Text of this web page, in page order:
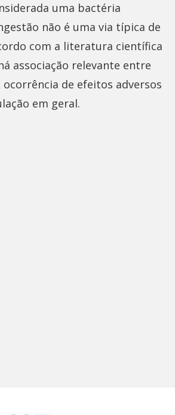
uma bactéria
não é uma via típica de
com a literatura científica
associação relevante entre
ocorrência de efeitos adversos
em geral.